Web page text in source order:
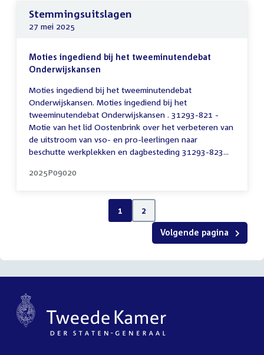
Stemmingsuitslagen
27 mei 2025
Moties ingediend bij het tweeminutendebat
Onderwijskansen
Moties ingediend bij het tweeminutendebat
Onderwijskansen. Moties ingediend bij het
tweeminutendebat Onderwijskansen . 31293-821 -
Motie van het lid Oostenbrink over het verbeteren van
de uitstroom van vso- en pro-leerlingen naar
beschutte werkplekken en dagbesteding 31293-823...
2025P09020
1 2
Volgende pagina